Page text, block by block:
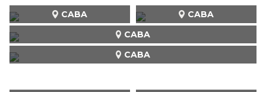
CABA
CABA CABA
CABA